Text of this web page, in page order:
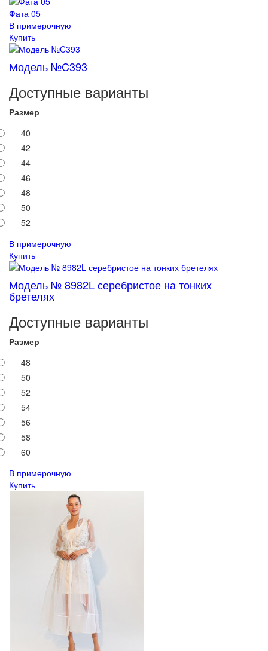
Фата 05
В примерочную
Купить
Модель №C393
Доступные варианты
Размер
40
42
44
46
48
50
52
В примерочную
Купить
Модель № 8982L серебристое на тонких
бретелях
Доступные варианты
Размер
48
50
52
54
56
58
60
В примерочную
Купить